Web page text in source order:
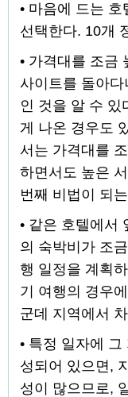
• 마음에 드는
선택한다. 10개
• 가격대를 조금
사이트를 돌아
인 것을 알 수 있
게 나온 경우도
서는 가격대를
하면서도 높은
번째 비법이 되
• 같은 호텔에서
의 숙박비가 조
행 일정을 계획
기 여행의 경우
군데 지역에서
• 특정 일자에
성되어 있으면,
성이 많으므로,